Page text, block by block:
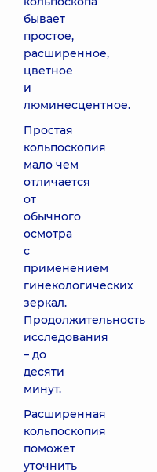
бывает
простое,
расширенное,
цветное
и
люминесцентное.
Простая
кольпоскопия
мало чем
отличается
от
обычного
осмотра
с
применением
гинекологических
зеркал.
Продолжительность
исследования
– до
десяти
минут.
Расширенная
кольпоскопия
поможет
уточнить